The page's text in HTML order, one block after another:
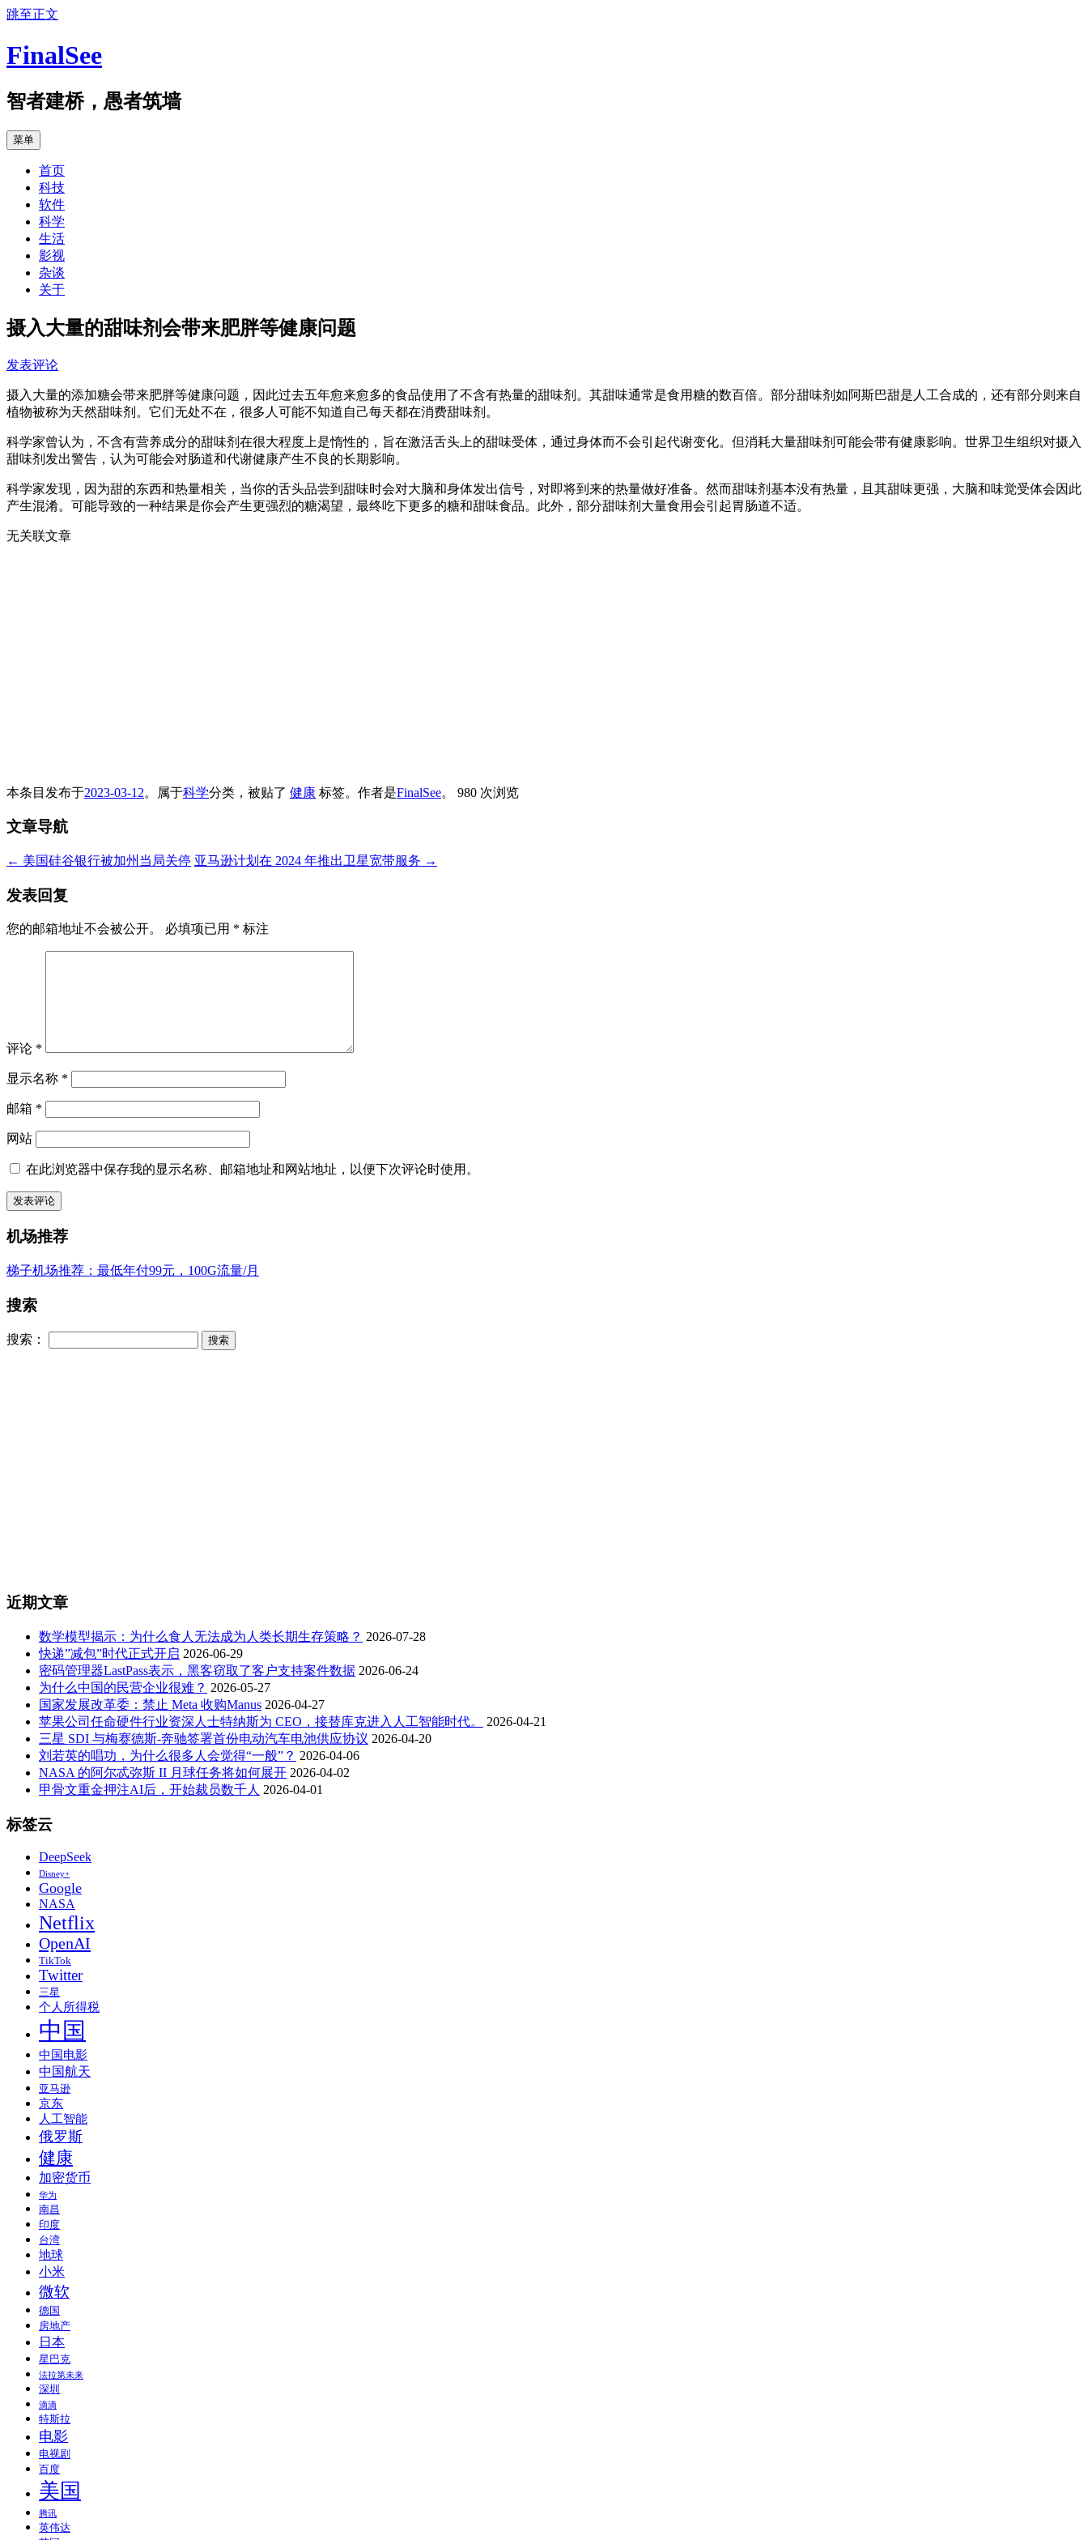
跳至正文
FinalSee
智者建桥，愚者筑墙
菜单
首页
科技
软件
科学
生活
影视
杂谈
关于
摄入大量的甜味剂会带来肥胖等健康问题
发表评论
摄入大量的添加糖会带来肥胖等健康问题，因此过去五年愈来愈多的食品使用了不含有热量的甜味剂。其甜味通常是食用糖的数百倍。部分甜味剂如阿斯巴甜是人工合成的，还有部分则来自
植物被称为天然甜味剂。它们无处不在，很多人可能不知道自己每天都在消费甜味剂。
科学家曾认为，不含有营养成分的甜味剂在很大程度上是惰性的，旨在激活舌头上的甜味受体，通过身体而不会引起代谢变化。但消耗大量甜味剂可能会带有健康影响。世界卫生组织对摄入
甜味剂发出警告，认为可能会对肠道和代谢健康产生不良的长期影响。
科学家发现，因为甜的东西和热量相关，当你的舌头品尝到甜味时会对大脑和身体发出信号，对即将到来的热量做好准备。然而甜味剂基本没有热量，且其甜味更强，大脑和味觉受体会因此
产生混淆。可能导致的一种结果是你会产生更强烈的糖渴望，最终吃下更多的糖和甜味食品。此外，部分甜味剂大量食用会引起胃肠道不适。
无关联文章
本条目发布于2023-03-12。属于科学分类，被贴了 健康 标签。 作者是FinalSee。 980 次浏览
文章导航
← 美国硅谷银行被加州当局关停 亚马逊计划在 2024 年推出卫星宽带服务 →
发表回复
您的邮箱地址不会被公开。 必填项已用 * 标注
评论 *
显示名称 *
邮箱 *
网站
在此浏览器中保存我的显示名称、邮箱地址和网站地址，以便下次评论时使用。
机场推荐
梯子机场推荐：最低年付99元，100G流量/月
搜索
搜索：
近期文章
数学模型揭示：为什么食人无法成为人类长期生存策略？ 2026-07-28
快递”减包”时代正式开启 2026-06-29
密码管理器LastPass表示，黑客窃取了客户支持案件数据 2026-06-24
为什么中国的民营企业很难？ 2026-05-27
国家发展改革委：禁止 Meta 收购Manus 2026-04-27
苹果公司任命硬件行业资深人士特纳斯为 CEO，接替库克进入人工智能时代。
2026-04-21
三星 SDI 与梅赛德斯-奔驰签署首份电动汽车电池供应协议 2026-04-20
刘若英的唱功，为什么很多人会觉得“一般”？ 2026-04-06
NASA 的阿尔忒弥斯 II 月球任务将如何展开 2026-04-02
甲骨文重金押注AI后，开始裁员数千人 2026-04-01
标签云
DeepSeek
Disney+
Google
NASA
Netflix
OpenAI
TikTok
Twitter
三星
个人所得税
中国
中国电影
中国航天
亚马逊
京东
人工智能
俄罗斯
健康
加密货币
华为
南昌
印度
台湾
地球
小米
微软
德国
房地产
日本
星巴克
法拉第未来
深圳
滴滴
特斯拉
电影
电视剧
百度
美国
腾讯
英伟达